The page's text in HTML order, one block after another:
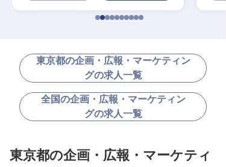
東京都の企画・広報・マーケティン
グの求人一覧
全国の企画・広報・マーケティン
グの求人一覧
東京都の企画・広報・マーケティ